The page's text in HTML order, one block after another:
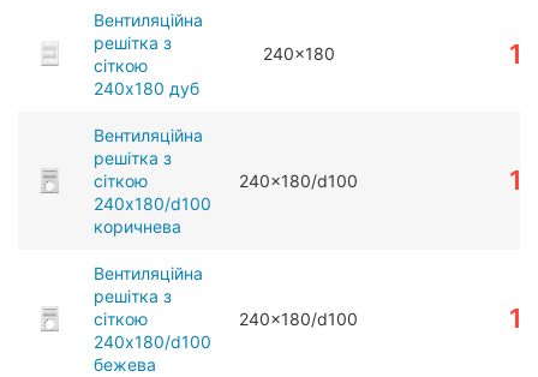
Вентиляційна
решітка з
сіткою
240x180 дуб
240x180
Вентиляційна
решітка з
сіткою
240x180/d100
коричнева
240x180/d100
Вентиляційна
решітка з
сіткою
240x180/d100
бежева
240x180/d100